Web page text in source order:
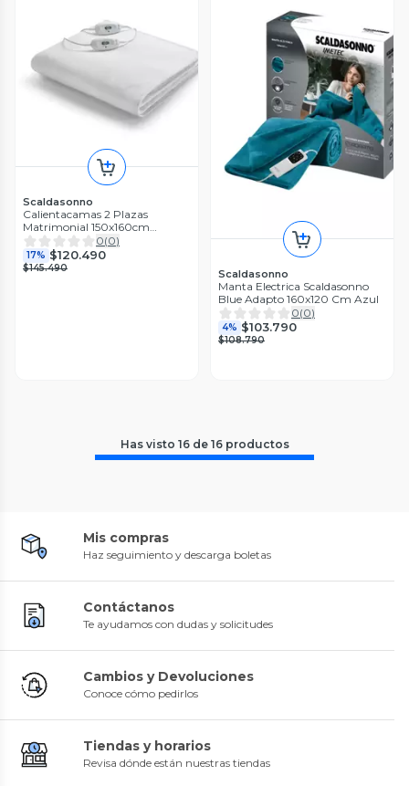
Scaldasonno
Calientacamas 2 Plazas
Matrimonial 150x160cm
Comfort Scaldasonno
0(0)
17% $120.490
$145.490 Scaldasonno
Manta Electrica Scaldasonno
Blue Adapto 160x120 Cm Azul
0(0)
4% $103.790
$108.790
Has visto 16de 16 productos
Mis compras
Haz seguimiento y descarga boletas
Contáctanos
Te ayudamos con dudas y solicitudes
Cambios y Devoluciones
Conoce cómo pedirlos
Tiendas y horarios
Revisa dónde están nuestras tiendas